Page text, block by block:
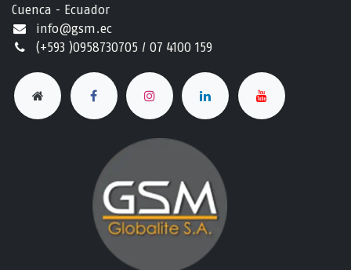
Cuenca - Ecuador
info@gsm.ec​
(+593 )0958730705 / 07 4100 159